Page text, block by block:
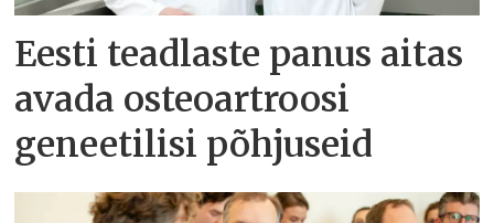
Eesti teadlaste panus aitas
avada osteoartroosi
geneetilisi põhjuseid